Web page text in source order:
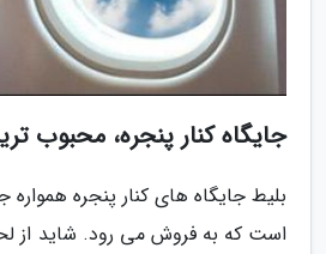
جایگاه کنار پنجره، محبوب
بلیط جایگاه های کنار پنجره همواره
است که به فروش می رود. شاید از